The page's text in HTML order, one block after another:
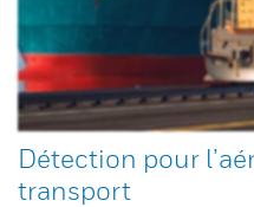
Détection pour
transport